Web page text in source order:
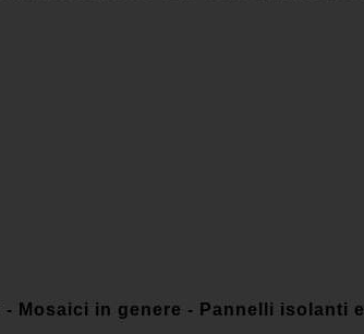
Mosaici in genere - Pannelli isolanti e